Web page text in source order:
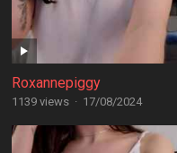
Roxannepiggy
1139 views · 17/08/2024